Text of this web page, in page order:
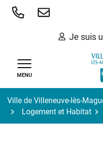
Aller
Je suis
MENU
Ville de Villeneuve-lès-
Logement et Habitat